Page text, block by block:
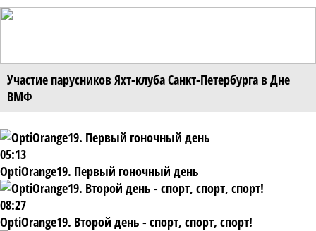
Участие парусников Яхт-клуба Санкт-Петербурга в Дне
ВМФ
05:13
OptiOrange19. Первый гоночный день
08:27
OptiOrange19. Второй день - спорт, спорт, спорт!